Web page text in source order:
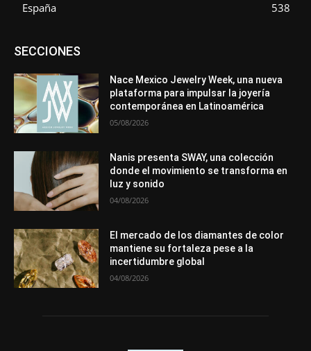
España
538
SECCIONESAsociaciones
Entrevistas
Mundo Técnico
Novedades Opiniones
Perspectiva
Premios
Secciones Sin categoría
Sucesos
Más
Nace Mexico Jewelry Week, una nueva
plataforma para impulsar la joyería
contemporánea en Latinoamérica
05/08/2026
Nanis presenta SWAY, una colección
donde el movimiento se transforma en
luz y sonido
04/08/2026
El mercado de los diamantes de color
mantiene su fortaleza pese a la
incertidumbre global
04/08/2026